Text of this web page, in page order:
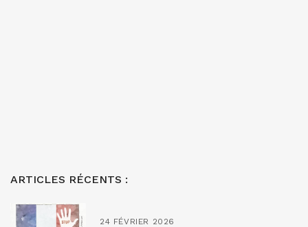
ARTICLES RÉCENTS :
24 FÉVRIER 2026